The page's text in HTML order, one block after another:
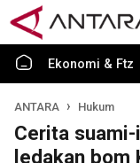
Ekonomi & Ftz
ANTARA Hukum
Cerita
ledakan bom